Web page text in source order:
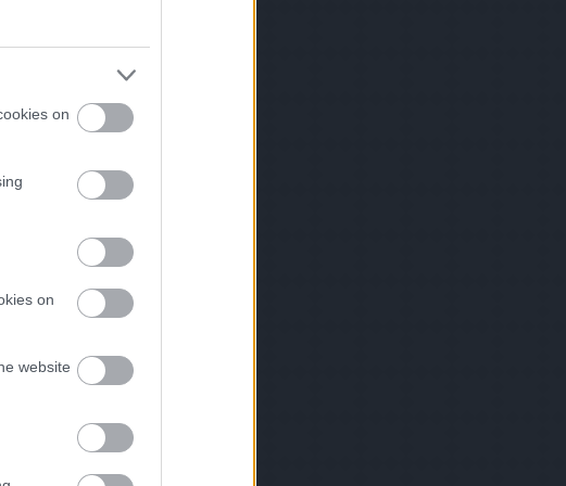
on
on
website
a parkot